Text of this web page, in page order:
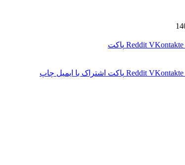
Reddit VKontakte
پاکت
Reddit VKontakte پاکت اشتراک با ایمیل چاپ